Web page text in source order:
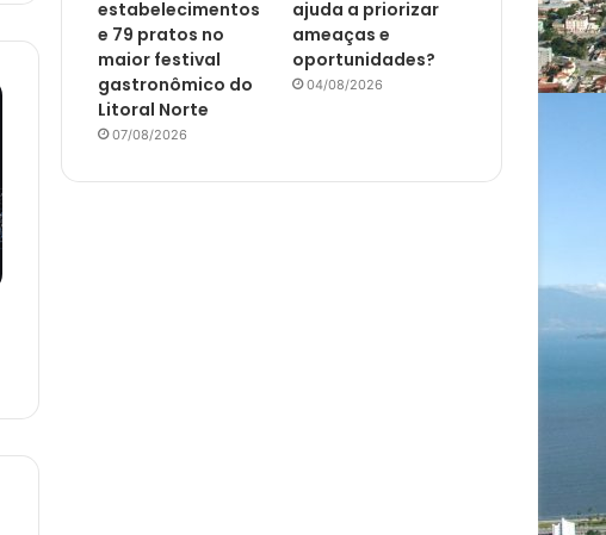
estabelecimentos
e 79 pratos no
maior festival
gastronômico do
Litoral Norte
07/08/2026
ajuda a priorizar
ameaças e
oportunidades?
04/08/2026